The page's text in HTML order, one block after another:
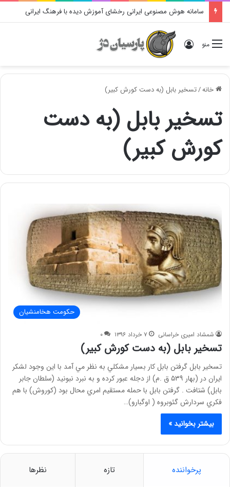
سامانه هوش مصنوعی ایرانی رخشای آموزش دیده با فرهنگ ایرانی
منو ورود
خانه/تسخیر بابل (به دست کورش کبیر)
تسخیر بابل (به دست
کورش کبیر)
حکومت هخامنشیان
شمشاد امیری خراسانی ۷ خرداد ۱۳۹۶ ۰
تسخير بابل (به دست کورش کبیر)
تسخير بابل گرفتن بابل کار بسيار مشکلي به نظر مي آمد با اين وجود لشکر
ايران در (بهار ۵۳۹ ق .م) از دجله عبور کرده و به نبرد نبونيد (سلطان جابر
بابل) شتافت . گرفتن بابل با حمله مستقيم امري محال بود (کوروش) با هم
فکري سردارش گئوبروه ( اوگبارو)…
بیشتر بخوانید »
پرخواننده تازه نظرها